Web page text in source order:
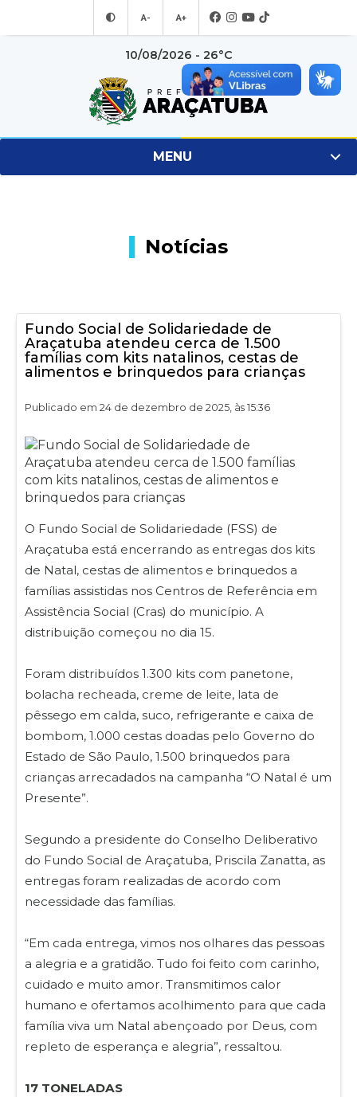
A- A+
10/08/2026 - 26°C
MENU
Notícias
Fundo Social de Solidariedade de
Araçatuba atendeu cerca de 1.500
famílias com kits natalinos, cestas de
alimentos e brinquedos para crianças
Publicado em 24 de dezembro de 2025, às 15:36
O Fundo Social de Solidariedade (FSS) de
Araçatuba está encerrando as entregas dos kits
de Natal, cestas de alimentos e brinquedos a
famílias assistidas nos Centros de Referência em
Assistência Social (Cras) do município. A
distribuição começou no dia 15.
Foram distribuídos 1.300 kits com panetone,
bolacha recheada, creme de leite, lata de
pêssego em calda, suco, refrigerante e caixa de
bombom, 1.000 cestas doadas pelo Governo do
Estado de São Paulo, 1.500 brinquedos para
crianças arrecadados na campanha “O Natal é um
Presente”.
Segundo a presidente do Conselho Deliberativo
do Fundo Social de Araçatuba, Priscila Zanatta, as
entregas foram realizadas de acordo com
necessidade das famílias.
“Em cada entrega, vimos nos olhares das pessoas
a alegria e a gratidão. Tudo foi feito com carinho,
cuidado e muito amor. Transmitimos calor
humano e ofertamos acolhimento para que cada
família viva um Natal abençoado por Deus, com
repleto de esperança e alegria”, ressaltou.
17 TONELADAS